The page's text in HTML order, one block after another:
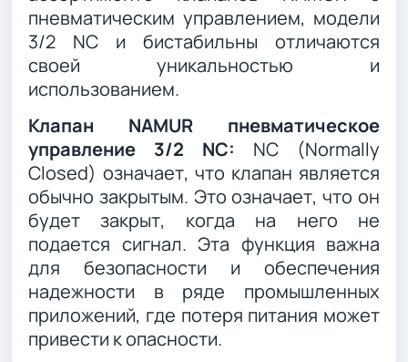
пневматическим управлением, модели
3/2 NC и бистабильны отличаются
своей уникальностью и
использованием.
Клапан NAMUR пневматическое
управление 3/2 NC: NC (Normally
Closed) означает, что клапан является
обычно закрытым. Это означает, что он
будет закрыт, когда на него не
подается сигнал. Эта функция важна
для безопасности и обеспечения
надежности в ряде промышленных
приложений, где потеря питания может
привести к опасности.